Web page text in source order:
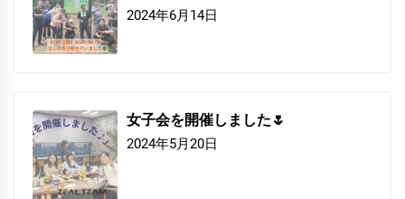
2024年6月14日
女子会を開催しました🌷
2024年5月20日